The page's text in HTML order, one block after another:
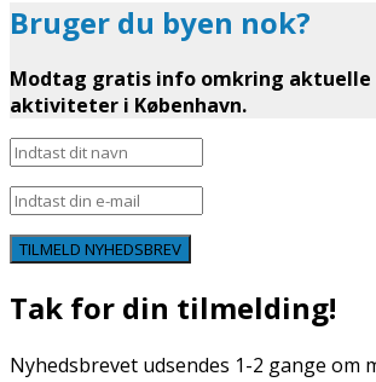
Bruger du byen nok?
Modtag gratis info omkring aktuelle
aktiviteter i København.
TILMELD NYHEDSBREV
Tak for din tilmelding!
Nyhedsbrevet udsendes 1-2 gange om